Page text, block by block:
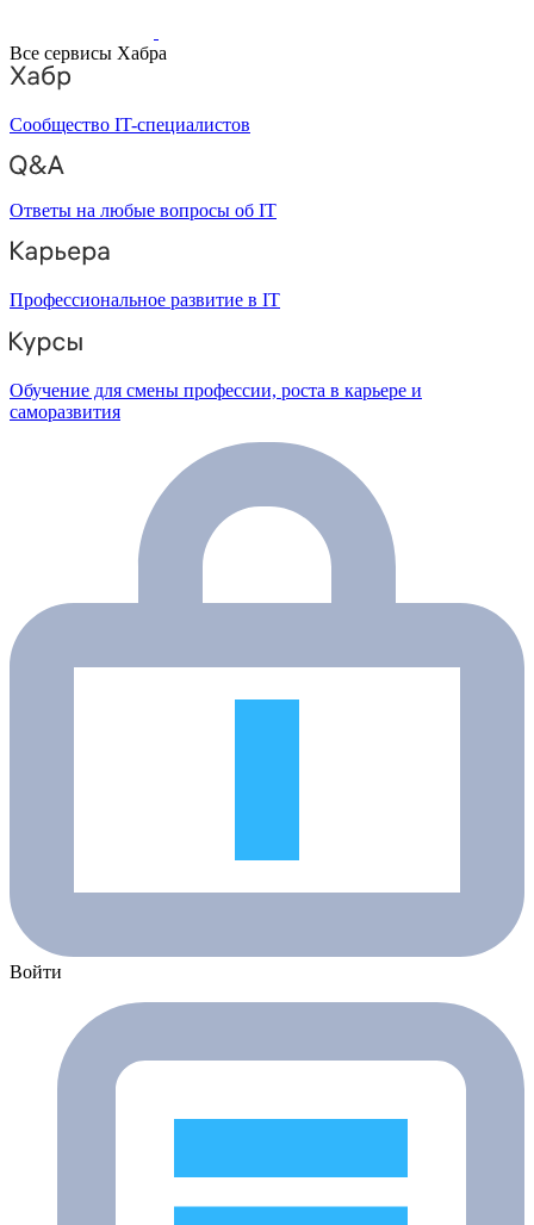
Все сервисы Хабра
Сообщество IT-специалистов
Ответы на любые вопросы об IT
Профессиональное развитие в IT
Обучение для смены профессии, роста в карьере и
саморазвития
Войти